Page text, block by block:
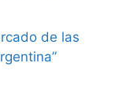
de las